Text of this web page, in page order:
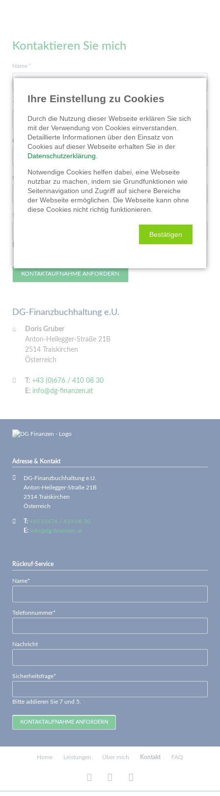
Kontaktieren Sie mich
Pflichtfeld
Name *
Pflichtfeld
Telefonnummer*
Pflichtfeld
E-Mail*
Nachricht
Pflichtfeld
Sicherheitsfrage
KONTAKTAUFNAHME ANFORDERN
DG-Finanzbuchhaltung e.U.
Doris Gruber
Anton-Heilegger-Straße 21B
2514 Traiskirchen
Österreich
T:+43 (0)676 / 410 08 30
E: info@dg-finanzen.at
Adresse & Kontakt
DG-Finanzbuchhaltung e.U.
Anton-Heilegger-Straße 21B
2514 Traiskirchen
Österreich
T: +43 (0)676 / 410 08 30
E: info@dg-finanzen.at
Rückruf-Service
Pflichtfeld
Name*
Pflichtfeld
Telefonnummer*
Nachricht
Pflichtfeld
Sicherheitsfrage*
Bitte addieren Sie 7 und 5.
KONTAKTAUFNAHME ANFORDERN
Home Leistungen Über mich Kontakt FAQ
Ihre Einstellung zu Cookies
Durch die Nutzung dieser Webseite erklären Sie sich
mit der Verwendung von Cookies einverstanden.
Detaillierte Informationen über den Einsatz von
Cookies auf dieser Webseite erhalten Sie in der
Datenschutzerklärung
Notwendige Cookies helfen dabei, eine Webseite
nutzbar zu machen, indem sie Grundfunktionen wie
Seitennavigation und Zugriff auf sichere Bereiche
der Webseite ermöglichen. Die Webseite kann ohne
diese Cookies nicht richtig funktionieren.
Bestätigen